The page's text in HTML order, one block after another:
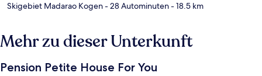
Skigebiet Madarao Kogen- 28 Autominuten- 18.5 km
Mehr zu dieser Unterkunft
Pension Petite House For You